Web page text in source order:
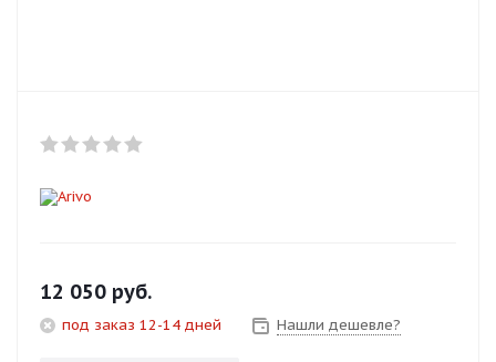
12 050 руб.
под заказ 12-14 дней Нашли дешевле?
Оплачивайте сегодня только
Оставшиеся 75
% будут